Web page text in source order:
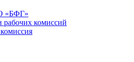
«БФГ»
рабочих комиссий